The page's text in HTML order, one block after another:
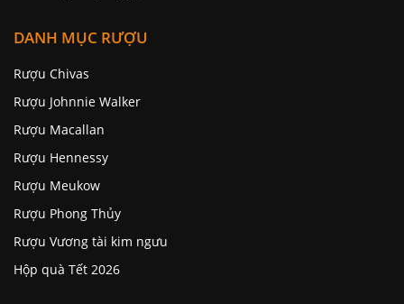
DANH MỤC RƯỢU
Rượu Chivas
Rượu Johnnie Walker
Rượu Macallan
Rượu Hennessy
Rượu Meukow
Rượu Phong Thủy
Rượu Vương tài kim ngưu
Hộp quà Tết 2026